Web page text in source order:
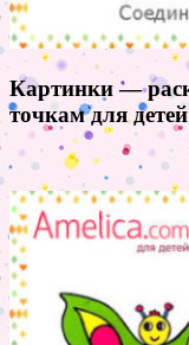
Картинки —
точкам для детей